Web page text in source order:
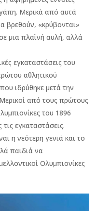
Μερικά από αυτά
βρεθούν, «κρύβονται»
μια πλαϊνή αυλή, αλλά
εγκαταστάσεις του
αθλητικού
ιδρύθηκε μετά την
από τους πρώτους
του 1896
εγκαταστάσεις.
η νεότερη γενιά και το
παιδιά να
Ολυμπιονίκες